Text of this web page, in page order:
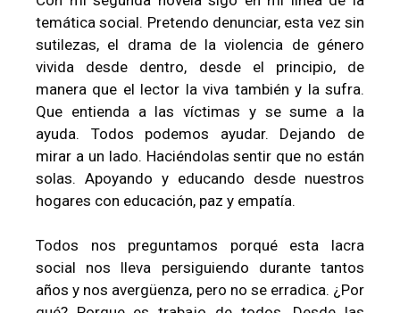
temática social. Pretendo denunciar, esta vez sin
sutilezas, el drama de la violencia de género
vivida desde dentro, desde el principio, de
manera que el lector la viva también y la sufra.
Que entienda a las víctimas y se sume a la
ayuda. Todos podemos ayudar. Dejando de
mirar a un lado. Haciéndolas sentir que no están
solas. Apoyando y educando desde nuestros
hogares con educación, paz y empatía.
Todos nos preguntamos porqué esta lacra
social nos lleva persiguiendo durante tantos
años y nos avergüenza, pero no se erradica. ¿Por